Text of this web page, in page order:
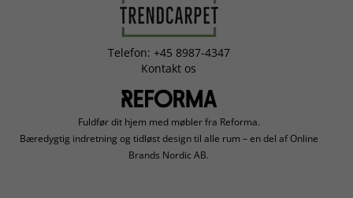
Telefon: +45 8987-4347
Kontakt os
Fuldfør dit hjem med møbler fra Reforma.
Bæredygtig indretning og tidløst design til alle rum – en del af Online
Brands Nordic AB.